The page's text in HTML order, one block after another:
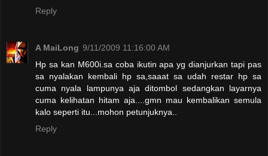
Reply
A MaiLong 9/11/2009 11:16:00 AM
Hp sa kan M600i.sa coba ikutin apa yg dianjurkan tapi pas
sa nyalakan kembali hp sa,saaat sa udah restar hp sa
cuma nyala lampunya aja ditombol sedangkan layarnya
cuma kelihatan hitam aja....gmn mau kembalikan semula
kalo seperti itu...mohon petunjuknya..
Reply